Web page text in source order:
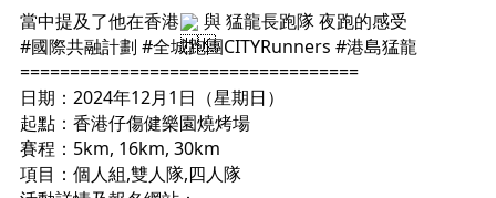
當中提及了他在香港
與猛龍長跑隊夜跑的感受
#國際共融計劃 #全城跑團CITYRunners #港島猛龍
==================================
日期：2024年12月1日（星期日）
起點：香港仔傷健樂園燒烤場
賽程：5km, 16km, 30km
項目：個人組,雙人隊,四人隊